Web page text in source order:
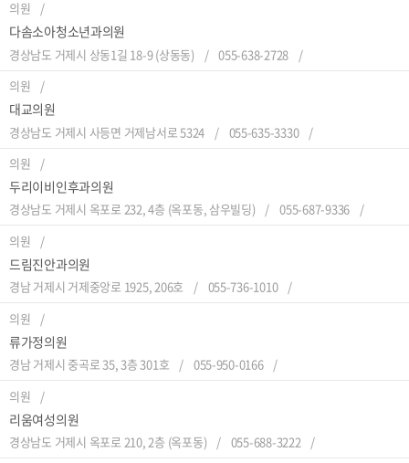
의원
다솜소아청소년과의원
경상남도 거제시 상동1길 18-9 (상동동)
055-638-2728
의원
대교의원
경상남도 거제시 사등면 거제남서로 5324
055-635-3330
의원
두리이비인후과의원
경상남도 거제시 옥포로 232, 4층 (옥포동, 삼우빌딩)
055-687-9336
의원
드림진안과의원
경남 거제시 거제중앙로 1925, 206호
055-736-1010
의원
류가정의원
경남 거제시 중곡로 35, 3층 301호
055-950-0166
의원
리움여성의원
경상남도 거제시 옥포로 210, 2층 (옥포동)
055-688-3222